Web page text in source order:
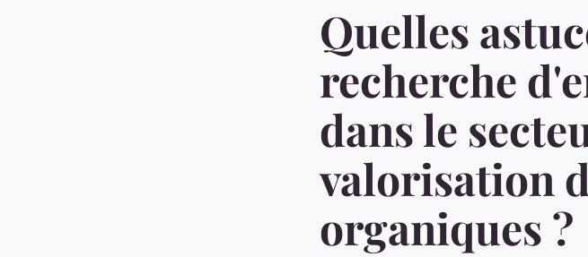
Quelles
recherche
dans le
valorisation
organiques ?